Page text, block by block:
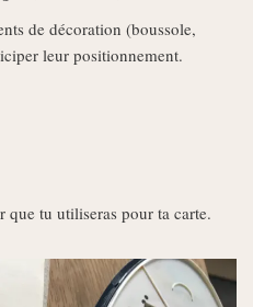
de décoration (boussole,
leur positionnement.
que tu utiliseras pour ta carte.